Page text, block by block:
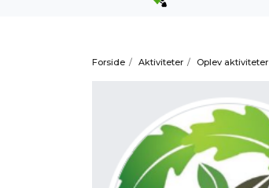
Forside / Aktiviteter / Oplev aktiviteter